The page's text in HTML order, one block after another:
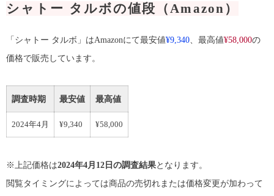
シャトー タルボの値段（Amazon）
「シャトー タルボ」はAmazonにて最安値¥9,340 、最高値¥58,000の
価格で販売しています。
調査時期 最安値 最高値
2024年4月 ¥9,340 ¥58,000
※上記価格は2024年4月12日の調査結果となります。
閲覧タイミングによっては商品の売切れまたは価格変更が加わって